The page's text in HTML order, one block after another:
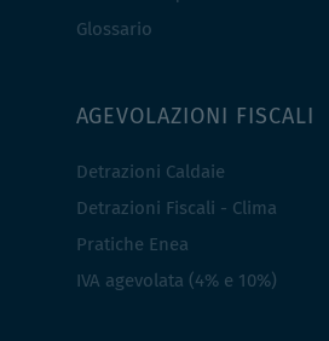
Glossario
AGEVOLAZIONI FISCALI
Detrazioni Caldaie
Detrazioni Fiscali - Clima
Pratiche Enea
IVA agevolata (4% e 10%)